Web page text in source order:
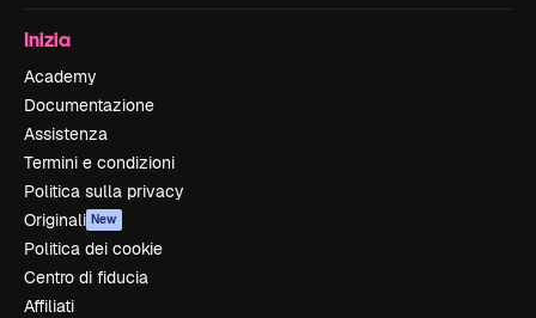
Inizia
Academy
Documentazione
Assistenza
Termini e condizioni
Politica sulla privacy
Originali New
Politica dei cookie
Centro di fiducia
Affiliati